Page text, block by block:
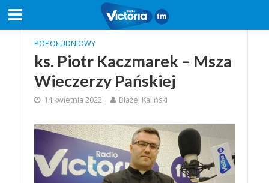
POPOŁUDNIOWY
ks. Piotr Kaczmarek – Msza
Wieczerzy Pańskiej
14 kwietnia 2022 Błażej Kaliński